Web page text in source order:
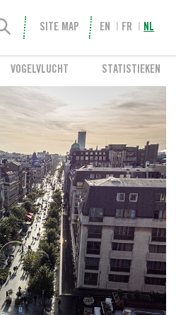
SITE MAP EN FR NL
VOGELVLUCHT STATISTIEKEN